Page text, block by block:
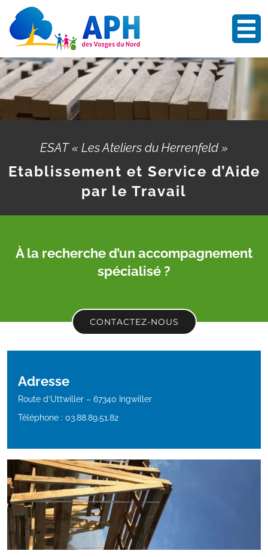
ESAT « Les Ateliers du Herrenfeld »
Etablissement et Service d’Aide
par le Travail
À la recherche d’un accompagnement
spécialisé ?
CONTACTEZ-NOUS
Adresse
Route d’Uttwiller – 67340 Ingwiller
Téléphone : 03.88.89.51.82